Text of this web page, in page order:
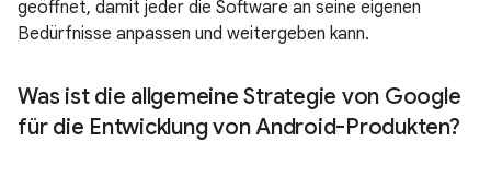
geöffnet, damit jeder die Software an seine eigenen
Bedürfnisse anpassen und weitergeben kann.
Was ist die allgemeine Strategie von Google
für die Entwicklung von Android-Produkten?